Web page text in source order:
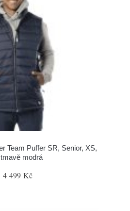
Team Puffer SR, Senior, XS,
tmavě modrá
4 499 Kč